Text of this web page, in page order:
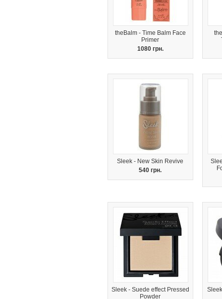
theBalm - Time Balm Face
Primer
1080 грн.
Sleek - New Skin Revive
540 грн.
Sleek - Suede effect Pressed
Powder